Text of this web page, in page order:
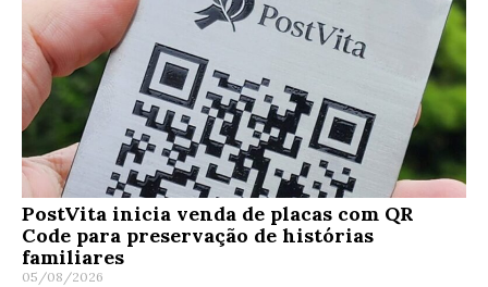
PostVita inicia venda de placas com QR
Code para preservação de histórias
familiares
05/08/2026